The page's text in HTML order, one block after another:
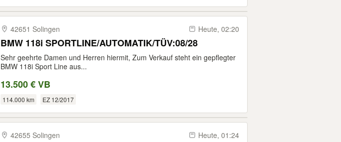
42651 Solingen Heute, 02:20
BMW 118i SPORTLINE/AUTOMATIK/TÜV:08/28
Sehr geehrte Damen und Herren hiermit, Zum Verkauf steht ein gepflegter
BMW 118i Sport Line aus...
13.500 € VB
114.000 km EZ 12/2017
42655 Solingen Heute, 01:24